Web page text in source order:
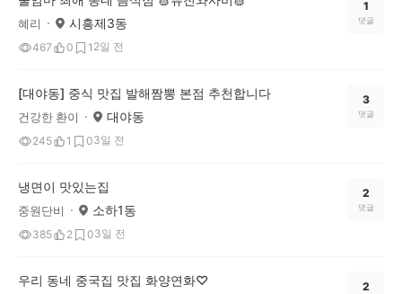
혜리 시흥제3동
467 0 1 2일 전
1
댓글
[대야동] 중식 맛집 발해짬뽕 본점 추천합니다
건강한 환이 대야동
245 1 03일 전
3
댓글
냉면이 맛있는집
중원단비 소하1동
385 2 03일 전
2
댓글
우리 동네 중국집 맛집 화양연화♡ 2